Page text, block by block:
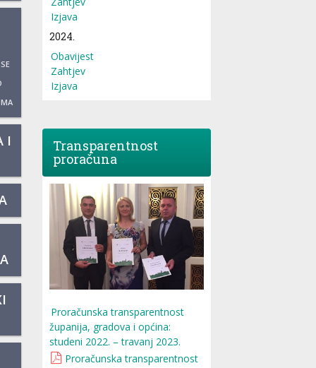
I
Izjava
2024.
Obavijest
Zahtjev
Izjava
Transparentnost
proračuna
Proračunska transparentnost
županija, gradova i općina:
studeni 2022. – travanj 2023.
Proračunska transparentnost